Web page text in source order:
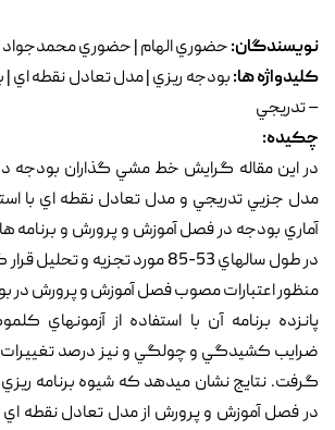
نویسندگان:حضوري الهام | حضوري محمدجواد
کلیدواژه ها:بودجه ريزي | مدل تعادل نقطه اي |
– تدريجي
چکیده:
در اين مقاله گرايش خط مشي گذاران بودجه
مدل جزيي تدريجي و مدل تعادل نقطه اي با
آماري بودجه در فصل آموزش و پرورش و برنامه
در طول سالهاي 53-85 مورد تجزيه و
منظور اعتبارات مصوب فصل آموزش و پرورش
پانزده برنامه آن با استفاده از آزمونهاي
ضرايب کشيدگي و چولگي و نيز درصد
گرفت. نتايج نشان ميدهد که شيوه برنامه
در فصل آموزش و پرورش از مدل تعادل نقطه